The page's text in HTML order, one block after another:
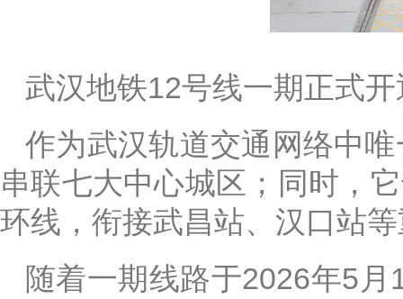
武汉地铁12号线一期正式
作为武汉轨道交通网络中
串联七大中心城区；同时，
环线，衔接武昌站、汉口站
随着一期线路于2026年5